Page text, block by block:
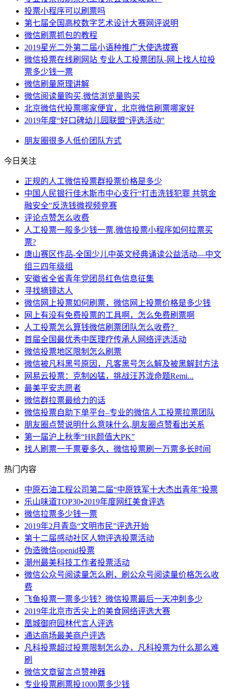
投票小程序可以刷票吗
第七届全国高校数字艺术设计大赛网评说明
微信刷票抓包的教程
2019星光二外第二届小语种推广大使选拔赛
微信投票在线刷网站 专业人工投票团队-网上找人拉投
票多少钱一票
微信刷量原理讲解
微信阅读量购买,微信浏览量购买
北京微信代投票哪家便宜，北京微信刷票哪家好
2019年度“好口碑幼儿园联盟”评选活动"
朋友圈很多人低价团队方式
今日关注
正规的人工微信投票群投票价格是多少
中国人民银行佳木斯市中心支行“打击洗钱犯罪 共筑金
融安全”反洗钱微视频竞赛
评论点赞怎么收费
人工投票一般多少钱一票,微信投票小程序如何拉票买
票?
唐山赛区作品-全国少儿中英文经典诵读公益活动—中文
组三四年级组
安徽省全省青年党团员红色信息征集
寻找摘镜达人
微信网上投票如何刷票，微信网上投票价格是多少钱
网上有没有免费投票的工具啊，怎么免费刷票啊
人工投票怎么算钱微信刷票团队怎么收费？
首届全国最优秀中医理疗传承人网络评选活动
微信投票地区限制怎么刷票
微信被凡科黑号原因，凡客黑号怎么解及被黑解封方法
网易云投票：克制凶猛，挑战汪苏泷命题Remi...
最美平安志愿者
微信群拉票最给力的话
微信投票自助下单平台–专业的微信人工投票拉票团队
朋友圈点赞说明什么意味什么,朋友圈点赞看出关系
第一届沪上秋季“HR颜值大PK”
找人刷票一千票要多久，微信投票刷一万票多长时间
热门内容
中原石油工程公司第二届“中原铁军十大杰出青年”投票
乐山味道TOP30•2019年度网红美食评选
微信拉票多少钱一票
2019年2月青岛“文明市民”评选开始
第十二届感动社区人物评选投票活动
伪造微信openid投票
潮州最美科技工作者投票活动
微信公众号阅读量怎么刷，刷公众号阅读量价格怎么收
费
飞鱼投票一票多少钱？微信投票最后一天冲刺多少
2019年北京市舌尖上的美食网络评选大赛
凰城御府园林代言人评选
通达商场最美商户评选
凡科投票超过投票限制怎么办，凡科投票为什么那么难
刷
微信文章留言点赞神器
专业投票刷票投1000票多少钱